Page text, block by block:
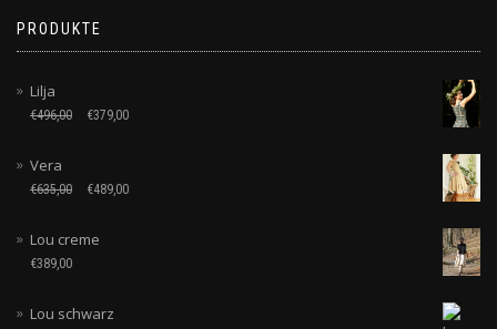
PRODUKTE
Lilja
€496,00 €379,00
Vera
€635,00 €489,00
Lou creme
€389,00
Lou schwarz